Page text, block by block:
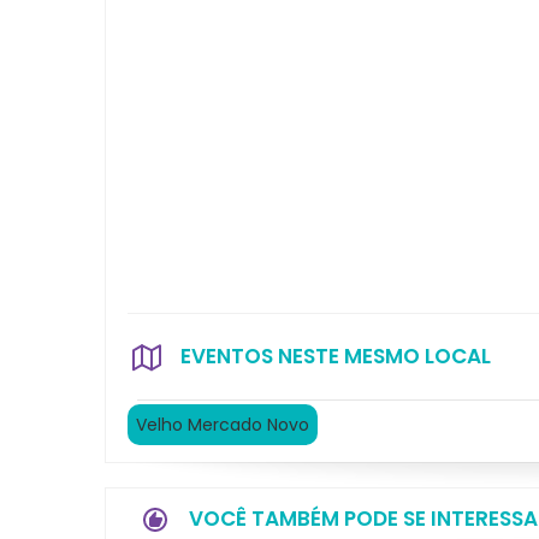
EVENTOS NESTE MESMO LOCAL
Velho Mercado Novo
VOCÊ TAMBÉM PODE SE